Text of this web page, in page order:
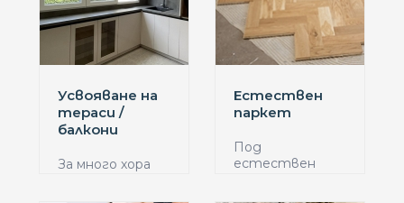
Усвояване на
тераси /
балкони
За много хора
Естествен
паркет
Под
естествен